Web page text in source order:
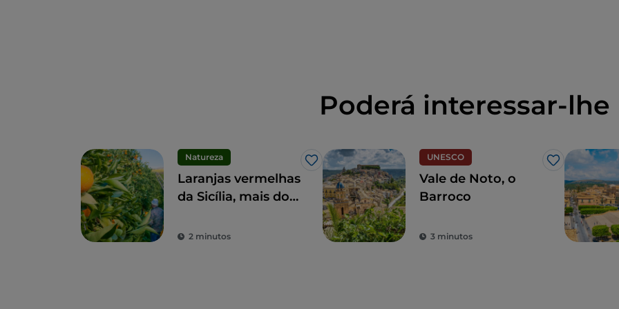
Poderá interessar-lhe
Natureza
Gosto
Laranjas vermelhas
da Sicília, mais do
iguaria
2 minutos
UNESCO
Gosto
Vale de Noto, o
Barroco
3 minutos